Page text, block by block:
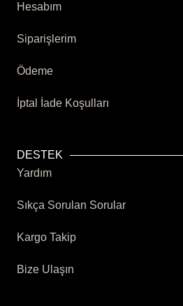
Hesabım
Siparişlerim
Ödeme
İptal İade Koşulları
DESTEK
Yardım
Sıkça Sorulan Sorular
Kargo Takip
Bize Ulaşın